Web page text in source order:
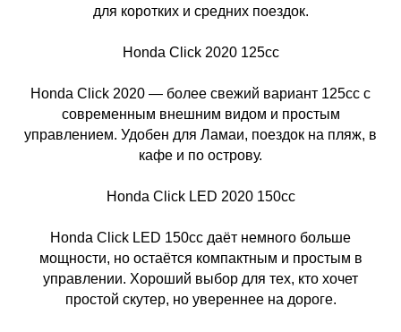
для коротких и средних поездок.
Honda Click 2020 125cc
Honda Click 2020 — более свежий вариант 125cc с
современным внешним видом и простым
управлением. Удобен для Ламаи, поездок на пляж, в
кафе и по острову.
Honda Click LED 2020 150cc
Honda Click LED 150cc даёт немного больше
мощности, но остаётся компактным и простым в
управлении. Хороший выбор для тех, кто хочет
простой скутер, но увереннее на дороге.